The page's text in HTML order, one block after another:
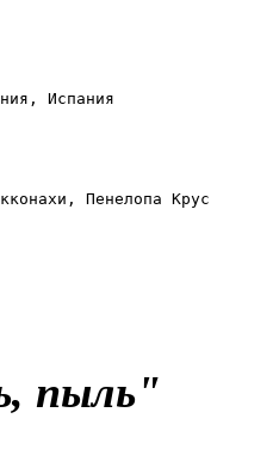
Испания
Пенелопа Крус
пыль"